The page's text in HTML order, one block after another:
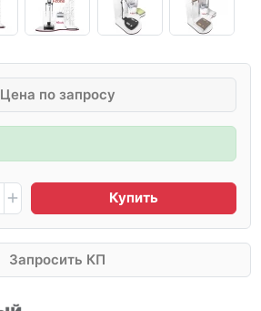
Цена по запросу
Купить
Запросить КП